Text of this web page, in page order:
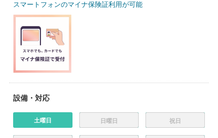
スマートフォンのマイナ保険証利用が可能
設備・対応
土曜日 日曜日 祝日